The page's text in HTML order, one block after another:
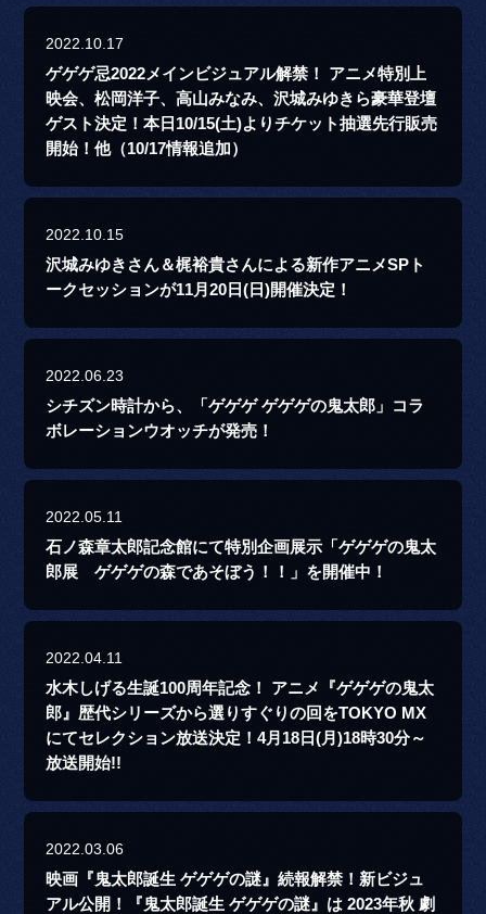
2022.10.17
ゲゲゲ忌2022メインビジュアル解禁！ アニメ特別上
映会、松岡洋子、高山みなみ、沢城みゆきら豪華登壇
ゲスト決定！本日10/15(土)よりチケット抽選先行販売
開始！他（10/17情報追加）
2022.10.15
沢城みゆきさん＆梶裕貴さんによる新作アニメSPト
ークセッションが11月20日(日)開催決定！
2022.06.23
シチズン時計から、「ゲゲゲ ゲゲゲの鬼太郎」コラ
ボレーションウオッチが発売！
2022.05.11
石ノ森章太郎記念館にて特別企画展示「ゲゲゲの鬼太
郎展 ゲゲゲの森であそぼう！！」を開催中！
2022.04.11
水木しげる生誕100周年記念！ アニメ『ゲゲゲの鬼太
郎』歴代シリーズから選りすぐりの回をTOKYO MX
にてセレクション放送決定！4月18日(月)18時30分～
放送開始!!
2022.03.06
映画『鬼太郎誕生 ゲゲゲの謎』続報解禁！新ビジュ
アル公開！『鬼太郎誕生 ゲゲゲの謎』は 2023年秋 劇